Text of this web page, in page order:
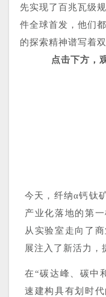
先实现了百兆瓦级
件全球首发，他们
的探索精神谱写着
点击下方，
今天，纤纳α钙钛
产业化落地的第
从实验室走向了
展注入了新活力，
在“碳达峰、碳中
速建构具有划时